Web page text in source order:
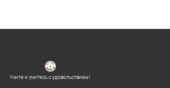
Учите и учитесь с удовольствием!